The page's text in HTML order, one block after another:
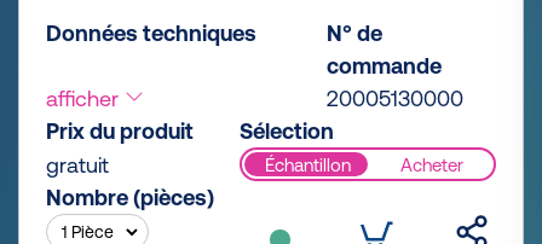
Données techniques
afficher
N° de
commande
20005130000
Prix du produit
gratuit
Sélection
Échantillon Acheter
Nombre (pièces)